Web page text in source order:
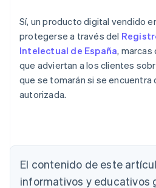
Sí, un producto digital vendido
protegerse a través del
Intelectual de España, marcas
que adviertan a los clientes
que se tomarán si se encuentra
autorizada.
El contenido de este
informativos y educativos
DeutschEnglish
Australia
English
Austria